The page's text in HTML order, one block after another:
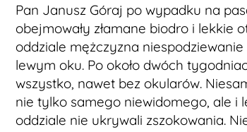
Pan Janusz Góraj po wypadku na
obejmowały złamane biodro i lekkie
oddziale mężczyzna
lewym oku. Po około dwóch
wszystko, nawet bez okularów.
nie tylko samego niewidomego, ale i
oddziale nie ukrywali zszokowania.